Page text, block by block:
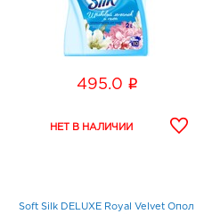
495.0 i
Soft Silk DELUXE Royal Velvet Опол